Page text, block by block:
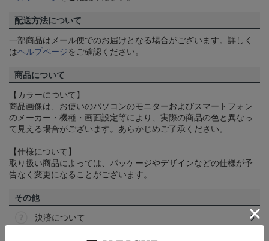
配送方法について
一部商品はメール便でのお届けとなる場合がございます。詳しく
はヘルプページをご確認ください。
商品について
【カラーについて】
商品画像は、お使いのパソコンのモニターおよびスマートフォン
のメーカー・機種・画面設定等により、実際の商品の色と異なっ
て見える場合がございます。あらかじめご了承ください。
【仕様について】
取り扱い商品によっては、パッケージやデザインなどの仕様が予
告なく変更になることがございます。
その他
決済について